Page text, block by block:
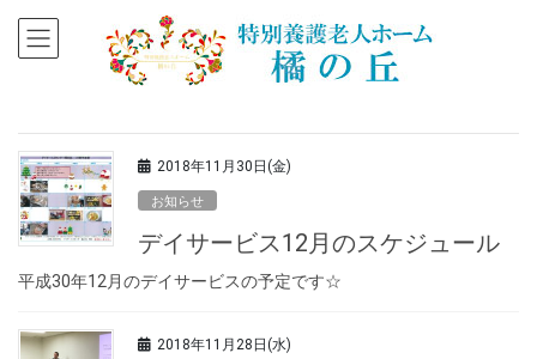
2018年11月30日(金)
お知らせ
デイサービス12月のスケジュール
平成30年12月のデイサービスの予定です☆
2018年11月28日(水)